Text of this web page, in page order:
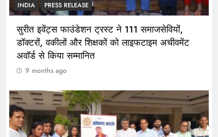
INDIA PRESS RELEASE
सुरीत इवेंट्स फाउंडेशन ट्रस्ट ने 111 समाजसेवियों,
डॉक्टरों, वकीलों और शिक्षकों को लाइफटाइम अचीवमेंट
अवॉर्ड से किया सम्मानित
9 months ago